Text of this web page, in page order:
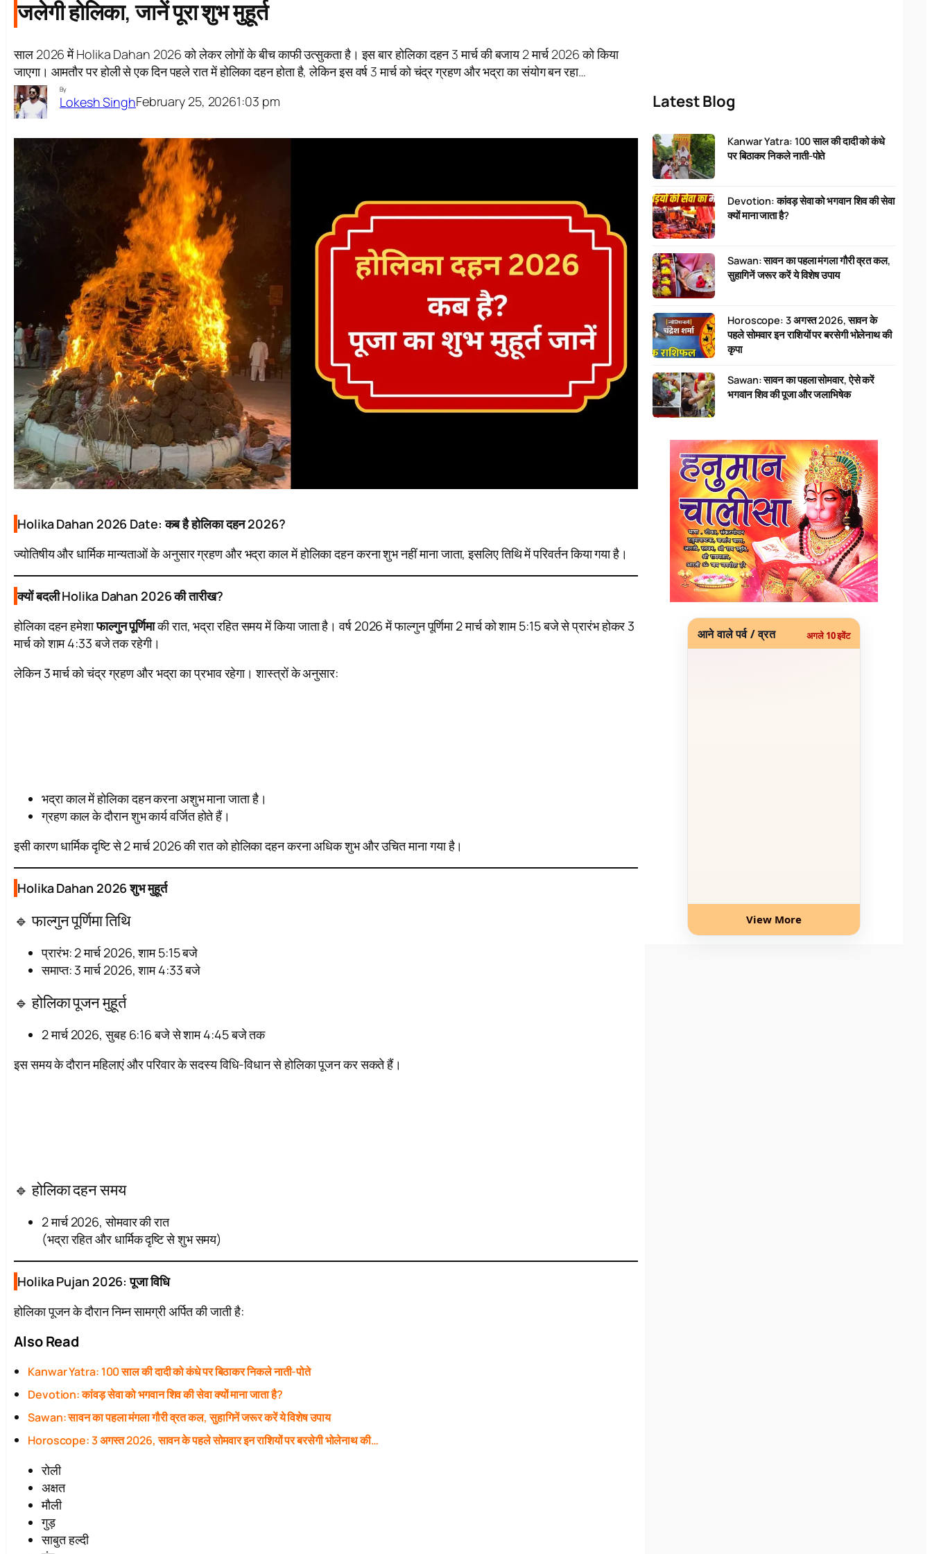
जलेगी होलिका, जानें पूरा शुभ मुहूर्त
साल 2026 में Holika Dahan 2026 को लेकर लोगों के बीच काफी उत्सुकता है। इस बार होलिका दहन 3 मार्च की बजाय 2 मार्च 2026 को किया
जाएगा। आमतौर पर होली से एक दिन पहले रात में होलिका दहन होता है, लेकिन इस वर्ष 3 मार्च को चंद्र ग्रहण और भद्रा का संयोग बन रहा…
By
Lokesh SinghFebruary 25, 20261:03 pm
Holika Dahan 2026 Date: कब है होलिका दहन 2026?
ज्योतिषीय और धार्मिक मान्यताओं के अनुसार ग्रहण और भद्रा काल में होलिका दहन करना शुभ नहीं माना जाता, इसलिए तिथि में परिवर्तन किया गया है।
क्यों बदली Holika Dahan 2026 की तारीख?
होलिका दहन हमेशाफाल्गुन पूर्णिमाकी रात, भद्रा रहित समय में किया जाता है। वर्ष 2026 में फाल्गुन पूर्णिमा 2 मार्च को शाम 5:15 बजे से प्रारंभ होकर 3
मार्च को शाम 4:33 बजे तक रहेगी।
लेकिन 3 मार्च को चंद्र ग्रहण और भद्रा का प्रभाव रहेगा। शास्त्रों के अनुसार:
भद्रा काल में होलिका दहन करना अशुभ माना जाता है।
ग्रहण काल के दौरान शुभ कार्य वर्जित होते हैं।
इसी कारण धार्मिक दृष्टि से 2 मार्च 2026 की रात को होलिका दहन करना अधिक शुभ और उचित माना गया है।
Holika Dahan 2026 शुभ मुहूर्त
🔹 फाल्गुन पूर्णिमा तिथि
प्रारंभ: 2 मार्च 2026, शाम 5:15 बजे
समाप्त: 3 मार्च 2026, शाम 4:33 बजे
🔹 होलिका पूजन मुहूर्त
2 मार्च 2026, सुबह 6:16 बजे से शाम 4:45 बजे तक
इस समय के दौरान महिलाएं और परिवार के सदस्य विधि-विधान से होलिका पूजन कर सकते हैं।
🔹 होलिका दहन समय
2 मार्च 2026, सोमवार की रात
(भद्रा रहित और धार्मिक दृष्टि से शुभ समय)
Holika Pujan 2026: पूजा विधि
होलिका पूजन के दौरान निम्न सामग्री अर्पित की जाती है:
Also Read
Kanwar Yatra: 100 साल की दादी को कंधे पर बिठाकर निकले नाती-पोते
Devotion: कांवड़ सेवा को भगवान शिव की सेवा क्यों माना जाता है?
Sawan: सावन का पहला मंगला गौरी व्रत कल, सुहागिनें जरूर करें ये विशेष उपाय
Horoscope: 3 अगस्त 2026, सावन के पहले सोमवार इन राशियों पर बरसेगी भोलेनाथ की…
रोली
अक्षत
मौली
गुड़
साबुत हल्दी
Latest Blog
Kanwar Yatra: 100 साल की दादी को कंधे
पर बिठाकर निकले नाती-पोते
Devotion: कांवड़ सेवा को भगवान शिव की सेवा
क्यों माना जाता है?
Sawan: सावन का पहला मंगला गौरी व्रत कल,
सुहागिनें जरूर करें ये विशेष उपाय
Horoscope: 3 अगस्त 2026, सावन के
पहले सोमवार इन राशियों पर बरसेगी भोलेनाथ की
कृपा
Sawan: सावन का पहला सोमवार, ऐसे करें
भगवान शिव की पूजा और जलाभिषेक
आने वाले पर्व / व्रत अगले 10 इवेंट
View More